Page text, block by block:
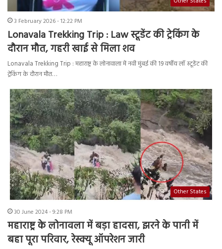
3 February 2026 - 12:22 PM
Lonavala Trekking Trip : Law स्टूडेंट की ट्रेकिंग के
दौरान मौत, गहरी खाई से मिला शव
Lonavala Trekking Trip : महाराष्ट्र के लोनावाला में नवी मुंबई की 19 वर्षीय लॉ स्टूडेंट की
ट्रेकिंग के दौरान मौत…
Other States
30 June 2024 - 9:28 PM
महाराष्ट्र के लोनावला में बड़ा हादसा, झरने के पानी में
बहा पूरा परिवार, रेस्क्यू ऑपरेशन जारी